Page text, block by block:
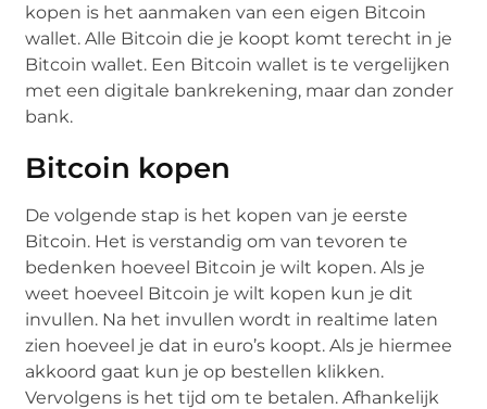
kopen is het aanmaken van een eigen Bitcoin
wallet. Alle Bitcoin die je koopt komt terecht in je
Bitcoin wallet. Een Bitcoin wallet is te vergelijken
met een digitale bankrekening, maar dan zonder
bank.
Bitcoin kopen
De volgende stap is het kopen van je eerste
Bitcoin. Het is verstandig om van tevoren te
bedenken hoeveel Bitcoin je wilt kopen. Als je
weet hoeveel Bitcoin je wilt kopen kun je dit
invullen. Na het invullen wordt in realtime laten
zien hoeveel je dat in euro’s koopt. Als je hiermee
akkoord gaat kun je op bestellen klikken.
Vervolgens is het tijd om te betalen. Afhankelijk